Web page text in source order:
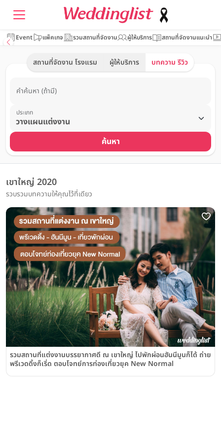
Event แพ็คเกจ รวมสถานที่จัดงาน ผู้ให้บริการ สถานที่จัดงานแนะนำ
สถานที่จัดงาน โรงแรม ผู้ให้บริการ บทความ รีวิว
คำค้นหา (ถ้ามี)
ประเภท
ค้นหา
เขาใหญ่ 2020
รวบรวมบทความให้คุณไว้ที่เดียว
รวมสถานที่แต่งงานบรรยากาศดี ณ เขาใหญ่ ไปพักผ่อนฮันนีมูนก็ได้ ถ่าย
พรีเวดดิ้งก็เริ่ด ตอบโจทย์การท่องเที่ยวยุค New Normal